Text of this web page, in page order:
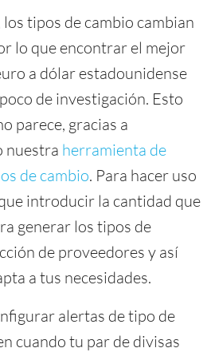
tipos de cambio cambian
lo que encontrar el mejor
a dólar estadounidense
de investigación. Esto
parece, gracias a
nuestra herramienta de
de cambio. Para hacer uso
introducir la cantidad que
generar los tipos de
de proveedores y así
a tus necesidades.
alertas de tipo de
cuando tu par de divisas